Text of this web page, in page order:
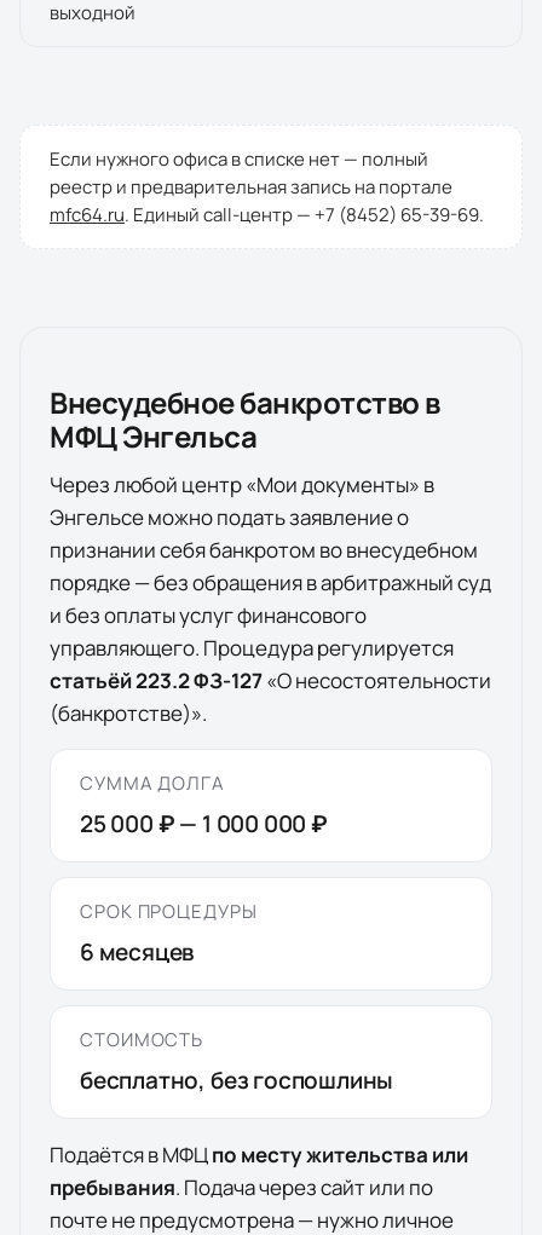
выходной
Если нужного офиса в списке нет — полный
реестр и предварительная запись на портале
mfc64.ru. Единый call-центр — +7 (8452) 65-39-69.
Внесудебное банкротство в
МФЦЭнгельса
Через любой центр «Мои документы» в
Энгельсеможно подать заявление о
признании себя банкротом во внесудебном
порядке — без обращения в арбитражный суд
и без оплаты услуг финансового
управляющего. Процедура регулируется
статьёй 223.2 ФЗ-127«О несостоятельности
(банкротстве)».
СУММА ДОЛГА
25 000 ₽— 1 000 000 ₽
СРОК ПРОЦЕДУРЫ
6 месяцев
СТОИМОСТЬ
бесплатно, без госпошлины
Подаётся в МФЦпо месту жительства или
пребывания. Подача через сайт или по
почте не предусмотрена — нужно личное